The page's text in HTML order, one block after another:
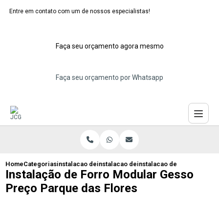
Entre em contato com um de nossos especialistas!
Faça seu orçamento agora mesmo
Faça seu orçamento por Whatsapp
HomeCategoriasinstalacao de forros moduladores
instalacao de forro modular pvc
instalacao de forro
Instalação de Forro Modular Gesso
Preço Parque das Flores